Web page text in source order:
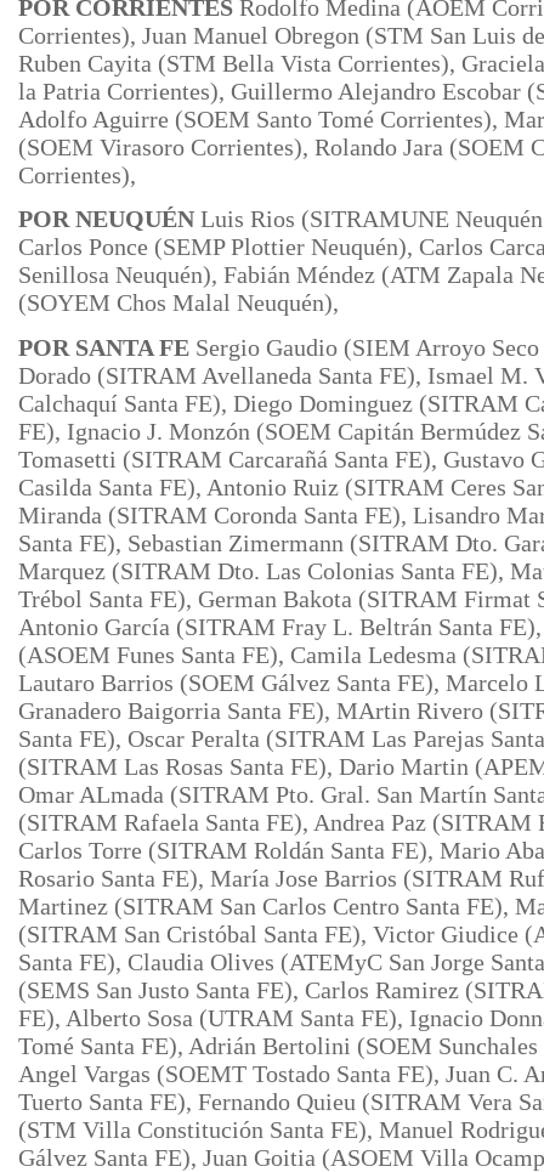
POR CORRIENTESRodolfo Medina (AOEM
Corrientes), Juan Manuel Obregon (STM San Luis
Ruben Cayita (STM Bella Vista Corrientes),
la Patria Corrientes), Guillermo Alejandro Escobar
Adolfo Aguirre (SOEM Santo Tomé Corrientes),
(SOEM Virasoro Corrientes), Rolando Jara (SOEM
Corrientes),
POR NEUQUÉNLuis Rios (SITRAMUNE
Carlos Ponce (SEMP Plottier Neuquén), Carlos
Senillosa Neuquén), Fabián Méndez (ATM Zapala
(SOYEM Chos Malal Neuquén),
POR SANTA FE Sergio Gaudio (SIEM Arroyo
Dorado (SITRAM Avellaneda Santa FE), Ismael M.
Calchaquí Santa FE), Diego Dominguez (SITRAM
FE), Ignacio J. Monzón (SOEM Capitán Bermúdez
Tomasetti (SITRAM Carcarañá Santa FE), Gustavo
Casilda Santa FE), Antonio Ruiz (SITRAM Ceres
Miranda (SITRAM Coronda Santa FE), Lisandro
Santa FE), Sebastian Zimermann (SITRAM Dto.
Marquez (SITRAM Dto. Las Colonias Santa FE),
Trébol Santa FE), German Bakota (SITRAM Firmat
Antonio García (SITRAM Fray L. Beltrán Santa
(ASOEM Funes Santa FE), Camila Ledesma
Lautaro Barrios (SOEM Gálvez Santa FE), Marcelo
Granadero Baigorria Santa FE), MArtin Rivero
Santa FE), Oscar Peralta (SITRAM Las Parejas
(SITRAM Las Rosas Santa FE), Dario Martin
Omar ALmada (SITRAM Pto. Gral. San Martín
(SITRAM Rafaela Santa FE), Andrea Paz (SITRAM
Carlos Torre (SITRAM Roldán Santa FE), Mario
Rosario Santa FE), María Jose Barrios (SITRAM
Martinez (SITRAM San Carlos Centro Santa FE),
(SITRAM San Cristóbal Santa FE), Victor Giudice
Santa FE), Claudia Olives (ATEMyC San Jorge
(SEMS San Justo Santa FE), Carlos Ramirez
FE), Alberto Sosa (UTRAM Santa FE), Ignacio
Tomé Santa FE), Adrián Bertolini (SOEM
Angel Vargas (SOEMT Tostado Santa FE), Juan C.
Tuerto Santa FE), Fernando Quieu (SITRAM Vera
(STM Villa Constitución Santa FE), Manuel
Gálvez Santa FE), Juan Goitia (ASOEM Villa